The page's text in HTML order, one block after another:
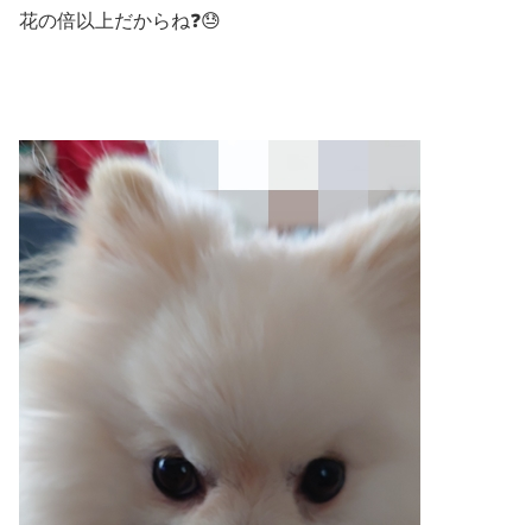
花の倍以上だからね❓😓